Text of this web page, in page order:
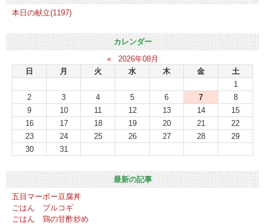
本日の献立(1197)
カレンダー
«
2026年08月
日
月 火 水 木 金
土
1
2
3 4 5 6 7
8
9
10 11 12 13 14
15
16
17 18 19 20 21
22
23
24 25 26 27 28
29
30
31
最新の記事
五目マーボー豆腐丼
ごはん プルコギ
ごはん 鶏の甘酢炒め